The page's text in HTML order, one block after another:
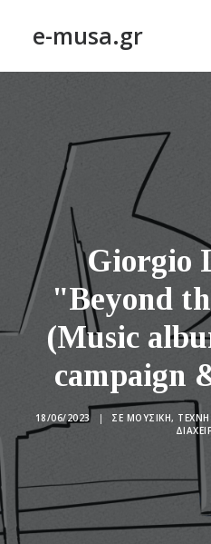
e-musa.gr
ΠΟΙΗΣΗ – POETRY
ΠΕΖΟΓΡΑΦΙΑ – PROSE
ΤΕΧΝΗ~ΛΟΓΙΟΝ – ART~ORAMA
ΑΠΟΔΕΛΤΙΩΣΗ
BLOG
ΣΥΝΤΑΚΤΙΚΗ ΟΜΑΔΑ
ΕΠΙΚΟΙΝΩΝΙΑ
ΑΝΑΖΉΤΗΣΗ
Giorgio
"Beyond
(Music
campaign
18/06/2023 | ΣΕ ΜΟΥΣΙΚΉ,